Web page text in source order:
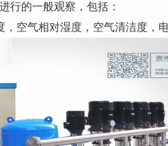
的一般观察，包括：
气相对湿度，空气清洁度，电